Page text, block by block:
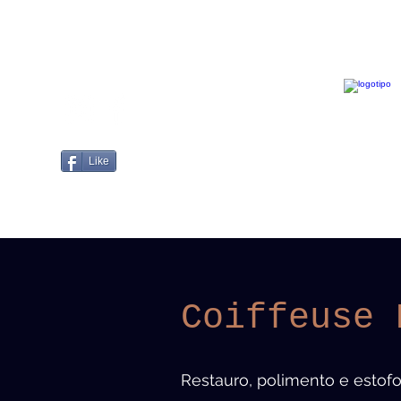
Like
Coiffeuse
Restauro, polimento e estofo